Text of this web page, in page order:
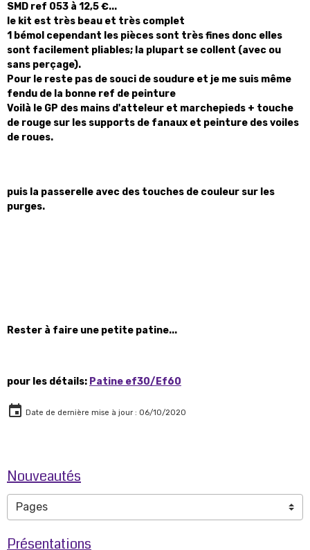
SMD ref 053 à 12,5 €...
le kit est très beau et très complet
1 bémol cependant les pièces sont très fines donc elles
sont facilement pliables; la plupart se collent (avec ou
sans perçage).
Pour le reste pas de souci de soudure et je me suis même
fendu de la bonne ref de peinture
Voilà le GP des mains d'atteleur et marchepieds + touche
de rouge sur les supports de fanaux et peinture des voiles
de roues.
puis la passerelle avec des touches de couleur sur les
purges.
Rester à faire une petite patine...
pour les détails: Patine ef30/Ef60
Date de dernière mise à jour : 06/10/2020
Nouveautés
Présentations